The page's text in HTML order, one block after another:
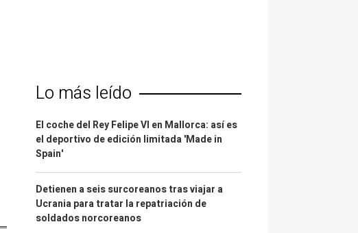
Lo más leído
El coche del Rey Felipe VI en Mallorca: así es
el deportivo de edición limitada 'Made in
Spain'
Detienen a seis surcoreanos tras viajar a
Ucrania para tratar la repatriación de
soldados norcoreanos